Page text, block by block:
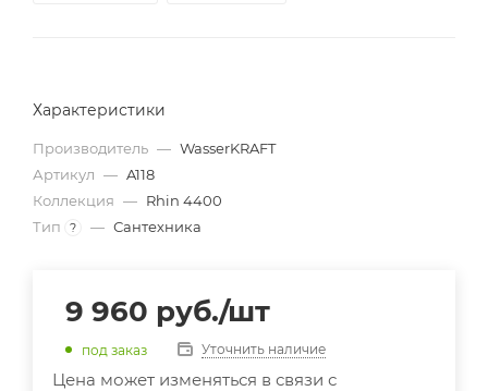
Характеристики
Производитель — WasserKRAFT
Артикул — A118
Коллекция — Rhin 4400
Тип
? — Сантехника
9 960 руб./шт
под заказ Уточнить наличие
Цена может изменяться в связи с